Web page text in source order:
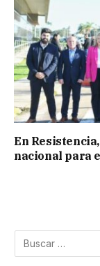
En
nacional para